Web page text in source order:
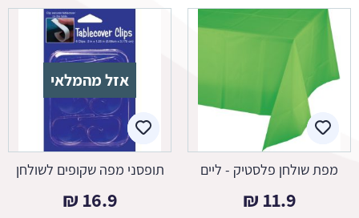
מפת שולחן פלסטיק - ליים
11.9
₪
אזל מהמלאי
תופסני מפה שקופים לשולחן
16.9
₪